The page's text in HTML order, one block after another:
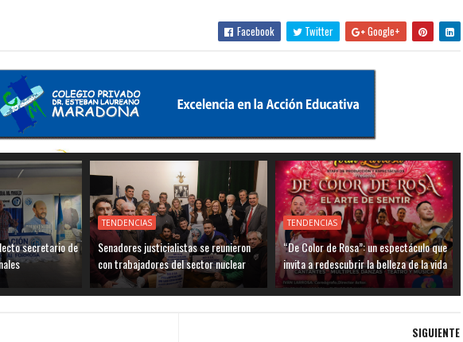
Facebook Twitter Google+
secretario de
TENDENCIAS
Senadores justicialistas se reunieron
con trabajadores del sector nuclear
TENDENCIAS
“De Color de Rosa”: un espectáculo que
invita a redescubrir la belleza de la vida
SIGUIENTE